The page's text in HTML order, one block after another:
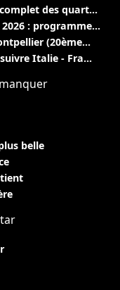
des quart...
: programme...
(20ème...
Italie - Fra...
belle